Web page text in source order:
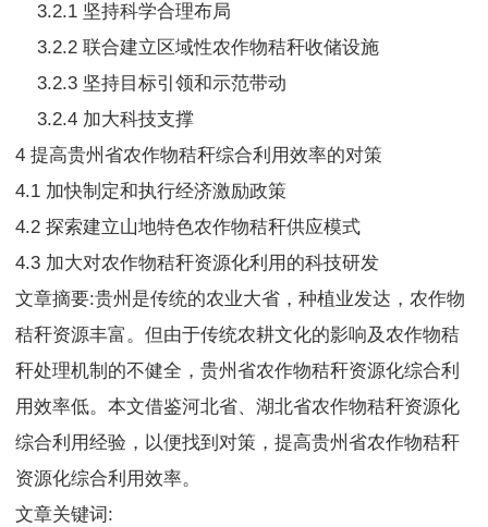
3.2.1 坚持科学合理布局
3.2.2 联合建立区域性农作物秸秆收储设施
3.2.3 坚持目标引领和示范带动
3.2.4 加大科技支撑
4 提高贵州省农作物秸秆综合利用效率的对策
4.1 加快制定和执行经济激励政策
4.2 探索建立山地特色农作物秸秆供应模式
4.3 加大对农作物秸秆资源化利用的科技研发
文章摘要:贵州是传统的农业大省，种植业发达，农作物
秸秆资源丰富。但由于传统农耕文化的影响及农作物秸
秆处理机制的不健全，贵州省农作物秸秆资源化综合利
用效率低。本文借鉴河北省、湖北省农作物秸秆资源化
综合利用经验，以便找到对策，提高贵州省农作物秸秆
资源化综合利用效率。
文章关键词: